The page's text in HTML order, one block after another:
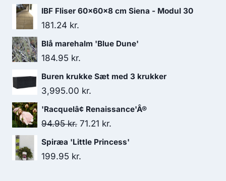
IBF Fliser 60x60x8 cm Siena - Modul 30
181.24 kr.
Blå marehalm 'Blue Dune'
184.95 kr.
Buren krukke Sæt med 3 krukker
3,995.00 kr.
'Racquelâ¢ Renaissance'Â®
94.95kr. Den
oprindelige
71.21 kr.
aktuelle
Spiræa 'Little Princess'
199.95 kr.